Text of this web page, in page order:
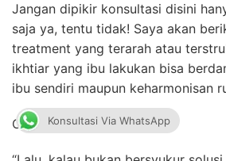
Jangan dipikir konsultasi disini
saja ya, tentu tidak! Saya akan
treatment yang terarah atau
ikhtiar yang ibu lakukan bisa
ibu sendiri maupun keharmonisan
Oke, kita lanjutkan!
Konsultasi Via WhatsApp